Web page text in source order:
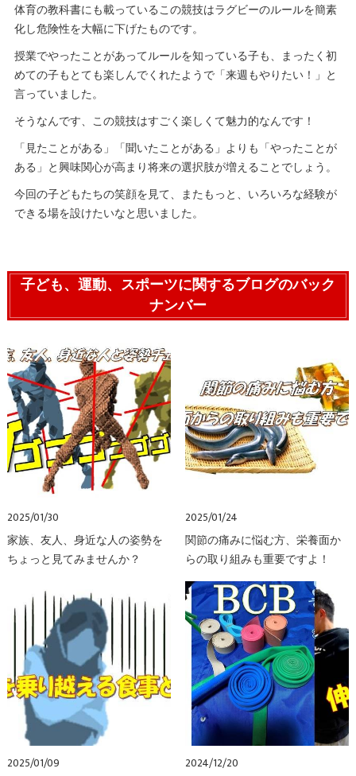
体育の教科書にも載っているこの競技はラグビーのルールを簡素
化し危険性を大幅に下げたものです。
授業でやったことがあってルールを知っている子も、まったく初
めての子もとても楽しんでくれたようで「来週もやりたい！」と
言っていました。
そうなんです、この競技はすごく楽しくて魅力的なんです！
「見たことがある」「聞いたことがある」よりも「やったことが
ある」と興味関心が高まり将来の選択肢が増えることでしょう。
今回の子どもたちの笑顔を見て、またもっと、いろいろな経験が
できる場を設けたいなと思いました。
子ども、運動、スポーツに関するブログのバック
ナンバー
2025/01/30
家族、友人、身近な人の姿勢を
ちょっと見てみませんか？
2025/01/24
関節の痛みに悩む方、栄養面か
らの取り組みも重要ですよ！
2025/01/09
2024/12/20